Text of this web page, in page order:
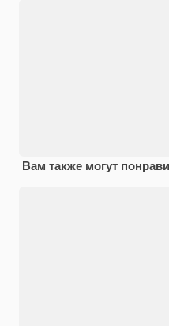
Вам также могут